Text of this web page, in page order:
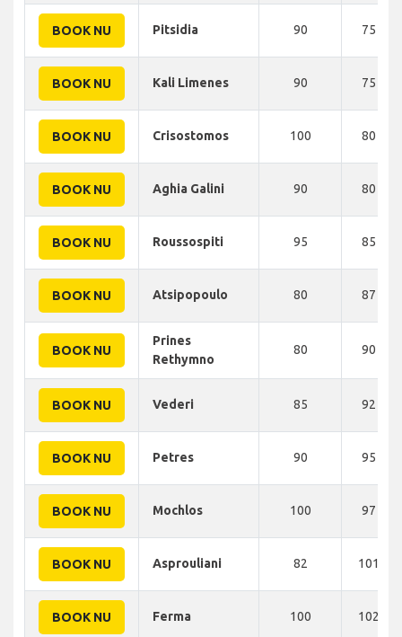
BOOK NU Pitsidia 90 75 KM
BOOK NU Kali Limenes 90 75 KM
BOOK NU Crisostomos 100 80 KM
BOOK NU Aghia Galini 90 80 KM
BOOK NU Roussospiti 95 85 KM
BOOK NU Atsipopoulo 80 87 KM
BOOK NU
Prines
Rethymno
80 90 KM
BOOK NU Vederi 85 92 KM
BOOK NU Petres 90 95 KM
BOOK NU Mochlos 100 97 KM
BOOK NU Asprouliani 82 101 KM
BOOK NU Ferma 100 102 KM